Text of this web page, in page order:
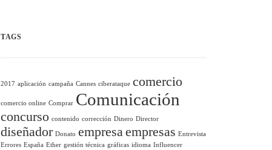
TAGS
2017 aplicación campaña Cannes ciberataque comercio
comercio online Comprar Comunicación
concurso contenido corrección Dinero Director
diseñador Donato empresaempresas Entrevista
Errores España Ether gestión técnica gráficas idioma Influencer